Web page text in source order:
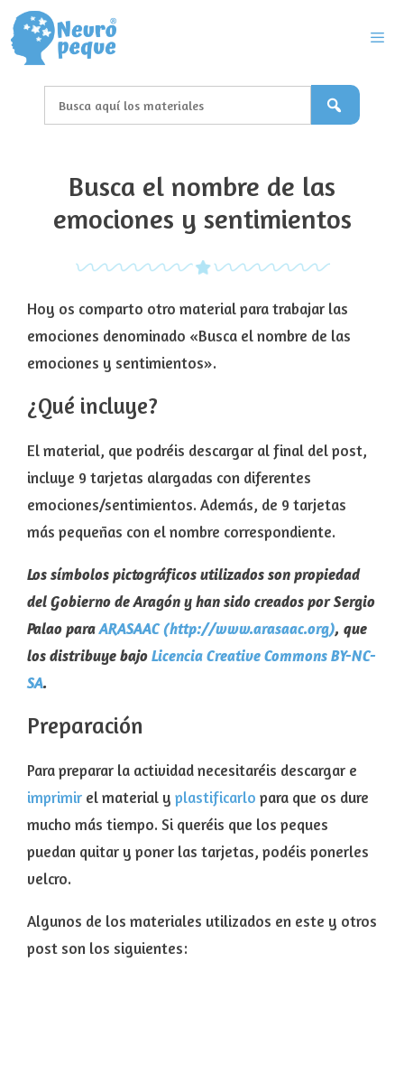
Saltar
al
contenido
Busca el nombre de las
emociones y sentimientos
Hoy os comparto otro material para trabajar las
emociones denominado «Busca el nombre de las
emociones y sentimientos».
¿Qué incluye?
El material, que podréis descargar al final del post,
incluye 9 tarjetas alargadas con diferentes
emociones/sentimientos. Además, de 9 tarjetas
más pequeñas con el nombre correspondiente.
Los símbolos pictográficos utilizados son propiedad
del Gobierno de Aragón y han sido creados por Sergio
Palao paraARASAAC (http://www.arasaac.org), que
los distribuye bajo Licencia Creative Commons BY-NC-
SA.
Preparación
Para preparar la actividad necesitaréis descargar e
imprimir el material y plastificarlo para que os dure
mucho más tiempo. Si queréis que los peques
puedan quitar y poner las tarjetas, podéis ponerles
velcro.
Algunos de los materiales utilizados en este y otros
post son los siguientes: